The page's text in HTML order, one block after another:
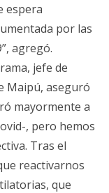
espera
por las
agregó.
jefe de
Maipú, aseguró
mayormente a
, pero hemos
Tras el
reactivarnos
que